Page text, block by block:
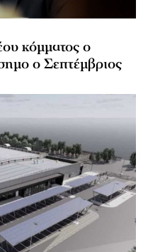
κόμματος o
ο Σεπτέμβριος